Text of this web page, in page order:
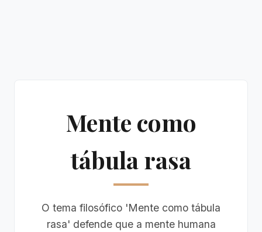
Mente como
tábula rasa
O tema filosófico 'Mente como tábula
rasa' defende que a mente humana